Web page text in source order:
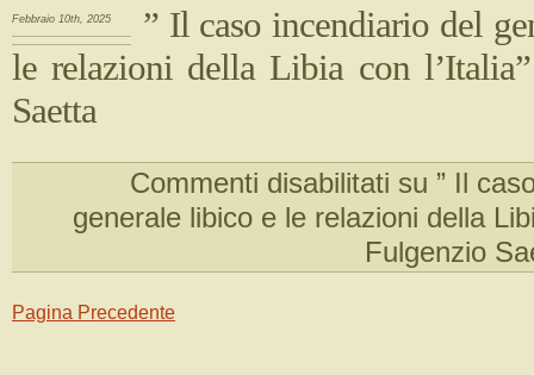
Febbraio 10th, 2025
” Il caso incendiario del
le relazioni della Libia con
Saetta
Commenti disabilitati su ” Il
generale libico e le relazioni della
Fulgenzio
Pagina Precedente